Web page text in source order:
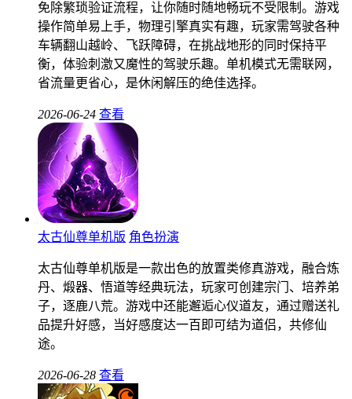
免除繁琐验证流程，让你随时随地畅玩不受限制。游戏
操作简单易上手，物理引擎真实有趣，玩家需驾驶各种
车辆翻山越岭、飞跃障碍，在挑战地形的同时保持平
衡，体验刺激又魔性的驾驶乐趣。单机模式无需联网，
省流量更省心，是休闲解压的绝佳选择。
2026-06-24 查看
太古仙尊单机版 角色扮演
太古仙尊单机版是一款出色的放置类修真游戏，融合炼
丹、煅器、悟道等经典玩法，玩家可创建宗门、培养弟
子，逐鹿八荒。游戏中还能邂逅心仪道友，通过赠送礼
品提升好感，当好感度达一百即可结为道侣，共修仙
途。
2026-06-28 查看